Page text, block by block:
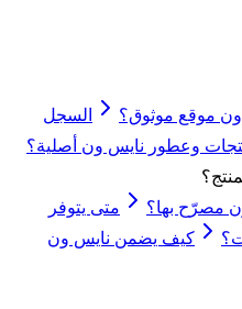
موقع موثوق؟
السجل
وعطور نايس ون أصلية؟
مصرّح بها؟
متى يتوفر
كيف يضمن نايس ون